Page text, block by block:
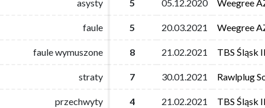
asysty 5 05.12.2020 Weegree
faule 5 20.03.2021 Weegree
faule wymuszone 8 21.02.2021 TBS Śląsk
straty 7 30.01.2021 Rawlplug
przechwyty 4 21.02.2021 TBS Śląsk
asysty 5 05.12.2020 Weegree
faule 5 20.03.2021 Weegree
faule wymuszone 8 21.02.2021 TBS Śląsk
straty 7 30.01.2021 Rawlplug
przechwyty 4 21.02.2021 TBS Śląsk